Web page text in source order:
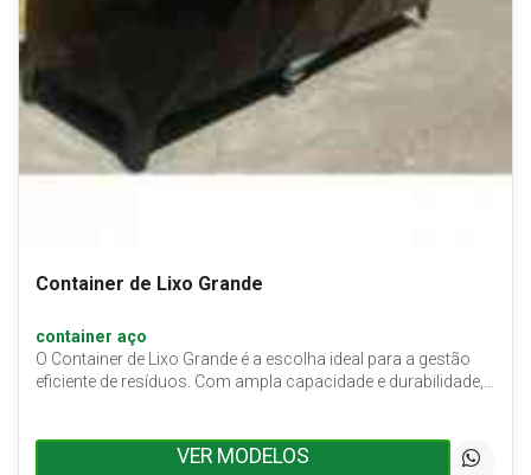
Container de Lixo Grande
container aço
O Container de Lixo Grande é a escolha ideal para a gestão
eficiente de resíduos. Com ampla capacidade e durabilidade,…
VER MODELOS